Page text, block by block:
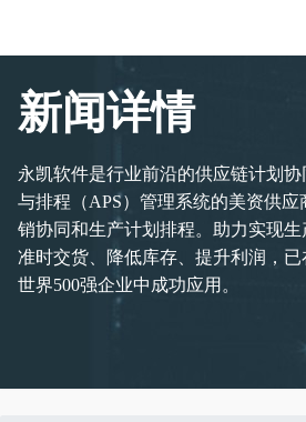
新闻详情
永凯软件是行业前沿的供应链计划协
与排程（APS）管理系统的美资供
销协同和生产计划排程。助力实现生
准时交货、降低库存、提升利润，
世界500强企业中成功应用。